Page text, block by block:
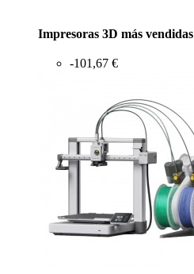
Impresoras 3D más vendidas
-101,67 €